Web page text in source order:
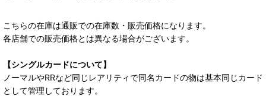
こちらの在庫は通販での在庫数・販売価格になります。
各店舗での販売価格とは異なる場合がございます。
【シングルカードについて】
ノーマルやRRなど同じレアリティで同名カードの物は基本同じカード
として管理しております。